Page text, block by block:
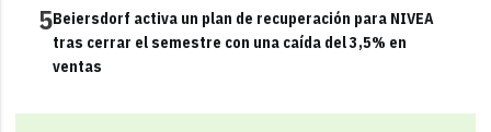
5Beiersdorf activa un plan de recuperación para NIVEA
tras cerrar el semestre con una caída del 3,5% en
ventas